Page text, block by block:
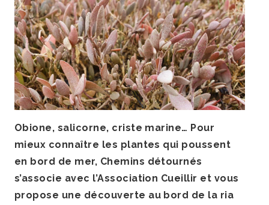
Obione, salicorne, criste marine… Pour
mieux connaître les plantes qui poussent
en bord de mer, Chemins détournés
s’associe avec l’Association Cueillir et vous
propose une découverte au bord de la ria